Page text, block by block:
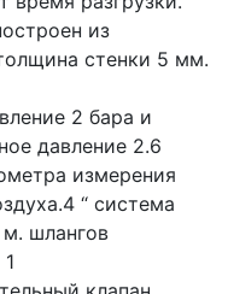
из
стенки 5 мм.
давление 2.6
измерения
“ система
шлангов